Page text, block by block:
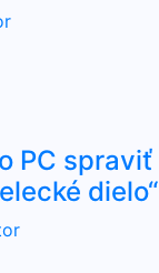
PC spraviť
dielo“